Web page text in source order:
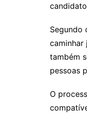
Segundo
caminhar
também
pessoas
O